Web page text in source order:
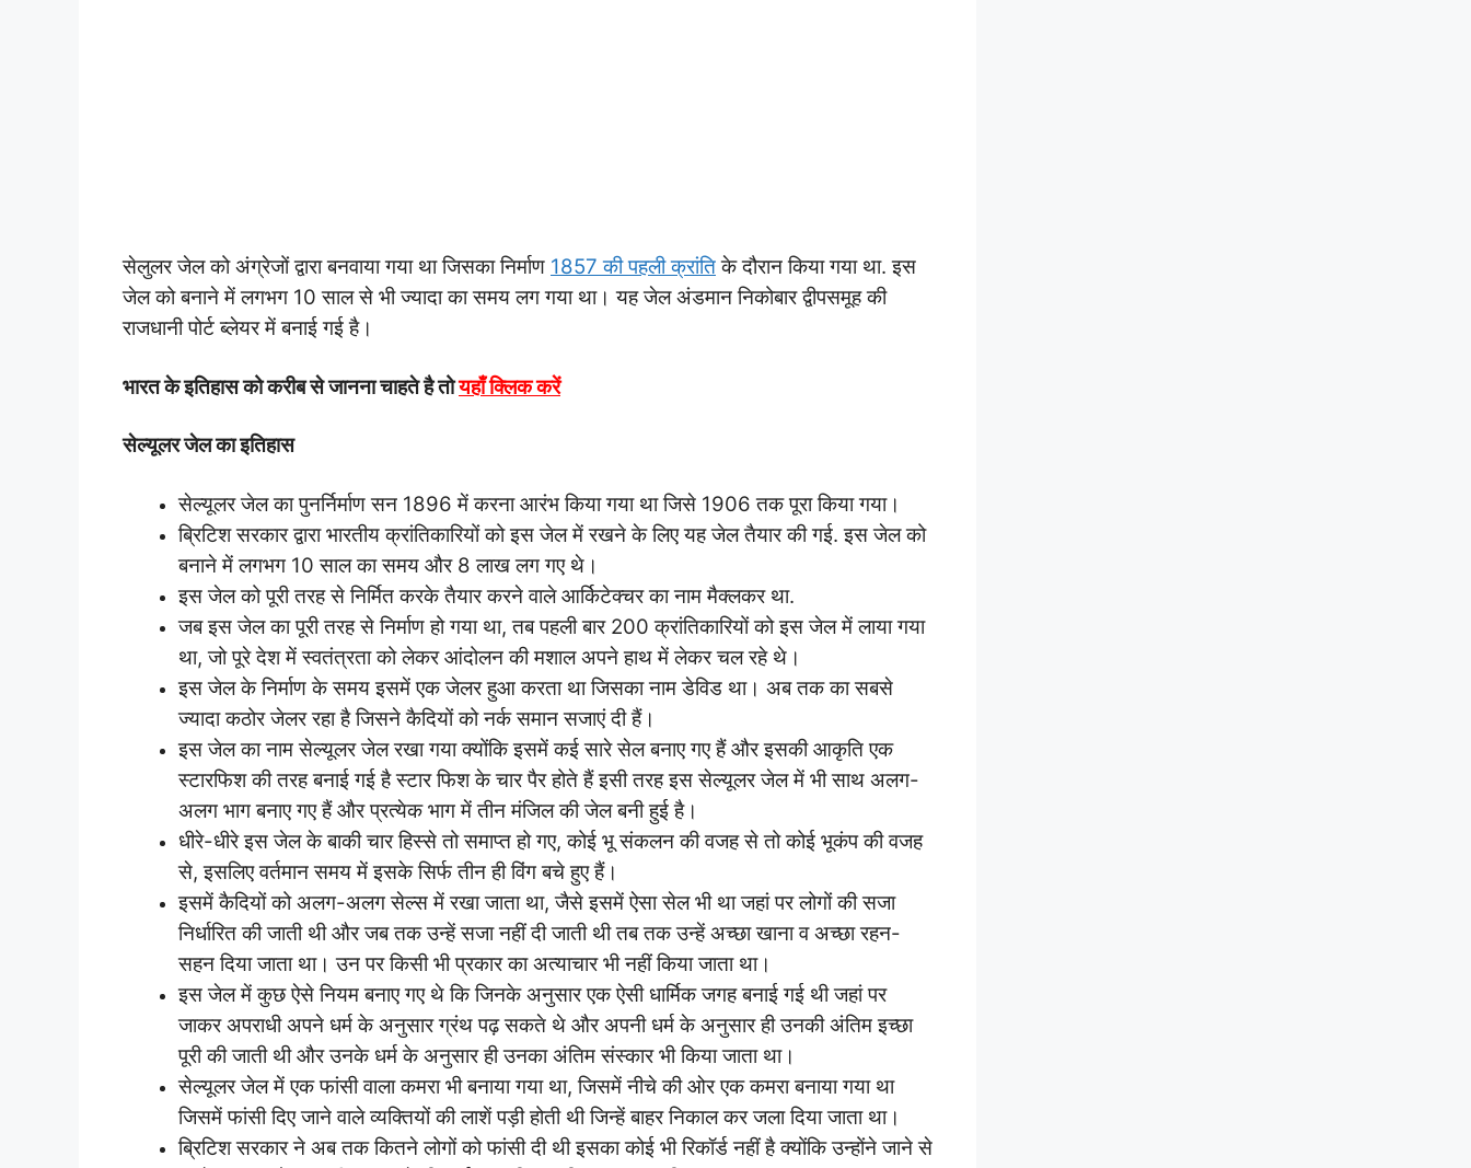
सेलुलर जेल को अंग्रेजों द्वारा बनवाया गया था जिसका निर्माण 1857 की पहली क्रांतिके दौरान किया गया था. इस
जेल को बनाने में लगभग 10 साल से भी ज्यादा का समय लग गया था। यह जेल अंडमान निकोबार द्वीपसमूह की
राजधानी पोर्ट ब्लेयर में बनाई गई है।
भारत के इतिहास को करीब से जानना चाहते है तोयहाँ क्लिक करें
सेल्यूलरजेल का इतिहास
सेल्यूलर जेल का पुनर्निर्माण सन 1896 में करना आरंभ किया गया था जिसे 1906 तक पूरा किया गया।
ब्रिटिश सरकार द्वारा भारतीय क्रांतिकारियों को इस जेल में रखने के लिए यह जेल तैयार की गई. इस जेल को
बनाने में लगभग 10 साल का समय और 8 लाख लग गए थे।
इस जेल को पूरी तरह से निर्मित करके तैयार करने वाले आर्किटेक्चर का नाम मैक्लकर था.
जब इस जेल का पूरी तरह से निर्माण हो गया था, तब पहली बार 200 क्रांतिकारियों को इस जेल में लाया गया
था, जो पूरे देश में स्वतंत्रता को लेकर आंदोलन की मशाल अपने हाथ में लेकर चल रहे थे।
इस जेल के निर्माण के समय इसमें एक जेलर हुआ करता था जिसका नाम डेविड था। अब तक का सबसे
ज्यादा कठोर जेलर रहा है जिसने कैदियों को नर्क समान सजाएं दी हैं।
इस जेल का नाम सेल्यूलर जेल रखा गया क्योंकि इसमें कई सारे सेल बनाए गए हैं और इसकी आकृति एक
स्टारफिश की तरह बनाई गई है स्टार फिश के चार पैर होते हैं इसी तरह इस सेल्यूलर जेल में भी साथ अलग-
अलग भाग बनाए गए हैं और प्रत्येक भाग में तीन मंजिल की जेल बनी हुई है।
धीरे-धीरे इस जेल के बाकी चार हिस्से तो समाप्त हो गए, कोई भू संकलन की वजह से तो कोई भूकंप की वजह
से, इसलिए वर्तमान समय में इसके सिर्फ तीन ही विंग बचे हुए हैं।
इसमें कैदियों को अलग-अलग सेल्स में रखा जाता था, जैसे इसमें ऐसा सेल भी था जहां पर लोगों की सजा
निर्धारित की जाती थी और जब तक उन्हें सजा नहीं दी जाती थी तब तक उन्हें अच्छा खाना व अच्छा रहन-
सहन दिया जाता था। उन पर किसी भी प्रकार का अत्याचार भी नहीं किया जाता था।
इस जेल में कुछ ऐसे नियम बनाए गए थे कि जिनके अनुसार एक ऐसी धार्मिक जगह बनाई गई थी जहां पर
जाकर अपराधी अपने धर्म के अनुसार ग्रंथ पढ़ सकते थे और अपनी धर्म के अनुसार ही उनकी अंतिम इच्छा
पूरी की जाती थी और उनके धर्म के अनुसार ही उनका अंतिम संस्कार भी किया जाता था।
सेल्यूलर जेल में एक फांसी वाला कमरा भी बनाया गया था, जिसमें नीचे की ओर एक कमरा बनाया गया था
जिसमें फांसी दिए जाने वाले व्यक्तियों की लाशें पड़ी होती थी जिन्हें बाहर निकाल कर जला दिया जाता था।
ब्रिटिश सरकार ने अब तक कितने लोगों को फांसी दी थी इसका कोई भी रिकॉर्ड नहीं है क्योंकि उन्होंने जाने से